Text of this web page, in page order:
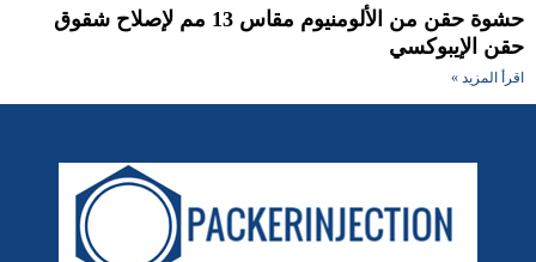
حشوة حقن من الألومنيوم مقاس 13 مم لإصلاح شقوق
الإيبوكسي
المزيد »